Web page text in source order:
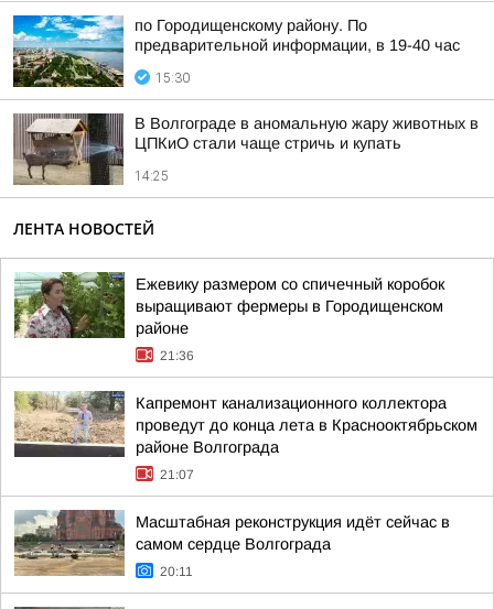
по Городищенскому району. По
предварительной информации, в 19-40 час
15:30
В Волгограде в аномальную жару животных в
ЦПКиО стали чаще стричь и купать
14:25
ЛЕНТА НОВОСТЕЙ
Ежевику размером со спичечный коробок
выращивают фермеры в Городищенском
районе
21:36
Капремонт канализационного коллектора
проведут до конца лета в Краснооктябрьском
районе Волгограда
21:07
Масштабная реконструкция идёт сейчас в
самом сердце Волгограда
20:11